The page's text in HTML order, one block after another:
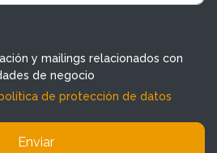
y mailings relacionados con
de negocio
de protección de datos
Enviar